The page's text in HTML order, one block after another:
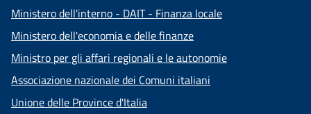
Ministero dell'interno - DAIT - Finanza locale
Ministero dell'economia e delle finanze
Ministro per gli affari regionali e le autonomie
Associazione nazionale dei Comuni italiani
Unione delle Province d'Italia